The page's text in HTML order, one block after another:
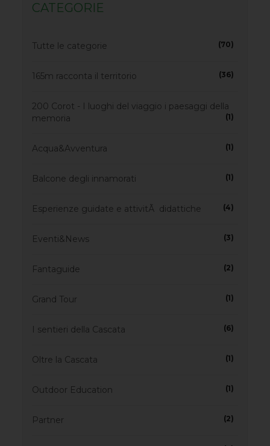
CATEGORIE
Tutte le categorie (70)
165m racconta il territorio (36)
200 Corot - I luoghi del viaggio i paesaggi della
memoria
(1)
Acqua&Avventura (1)
Balcone degli innamorati (1)
Esperienze guidate e attivitÃ didattiche (4)
Eventi&News (3)
Fantaguide (2)
Grand Tour (1)
I sentieri della Cascata (6)
Oltre la Cascata (1)
Outdoor Education (1)
Partner (2)